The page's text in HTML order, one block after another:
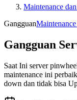
Maintenance
Gangguan
Gangguan
Saat Ini server
maintenance ini
down dan tidak bisa